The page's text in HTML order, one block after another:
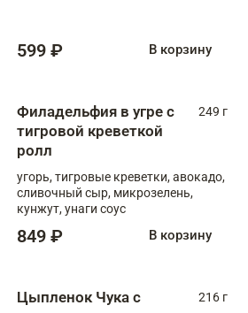
599 ₽ В корзину
Филадельфия в угре с
тигровой креветкой
ролл
249 г
угорь, тигровые креветки, авокадо,
сливочный сыр, микрозелень,
кунжут, унаги соус
849 ₽ В корзину
Цыпленок Чука с
216 г